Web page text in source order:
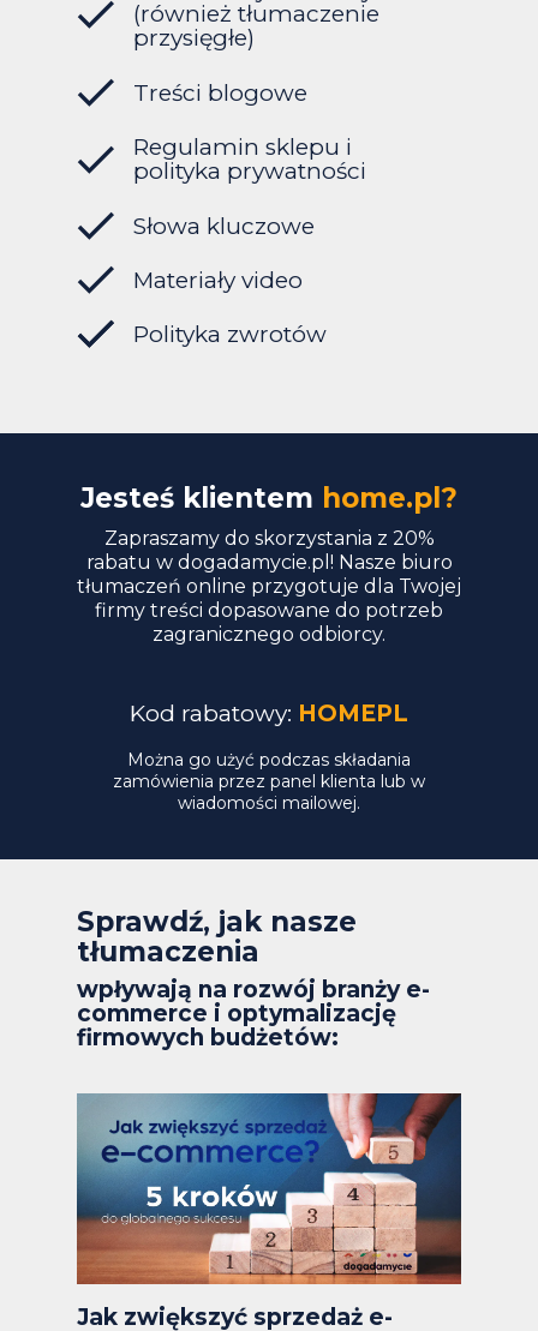
(również tłumaczenie
przysięgłe)
Treści blogowe
Regulamin sklepu i
polityka prywatności
Słowa kluczowe
Materiały video
Polityka zwrotów
Jesteś klientem home.pl?
Zapraszamy do skorzystania z 20%
rabatu w dogadamycie.pl! Nasze biuro
tłumaczeń online przygotuje dla Twojej
firmy treści dopasowane do potrzeb
zagranicznego odbiorcy.
Kod rabatowy: HOMEPL
Można go użyć podczas składania
zamówienia przez panel klienta lub w
wiadomości mailowej.
Sprawdź, jak nasze
tłumaczenia
wpływają na rozwój branży e-
commerce i optymalizację
firmowych budżetów:
Jak zwiększyć sprzedaż e-